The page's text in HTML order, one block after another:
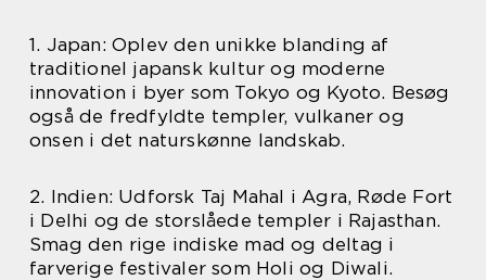
1. Japan: Oplev den unikke blanding af
traditionel japansk kultur og moderne
innovation i byer som Tokyo og Kyoto. Besøg
også de fredfyldte templer, vulkaner og
onsen i det naturskønne landskab.
2. Indien: Udforsk Taj Mahal i Agra, Røde Fort
i Delhi og de storslåede templer i Rajasthan.
Smag den rige indiske mad og deltag i
farverige festivaler som Holi og Diwali.